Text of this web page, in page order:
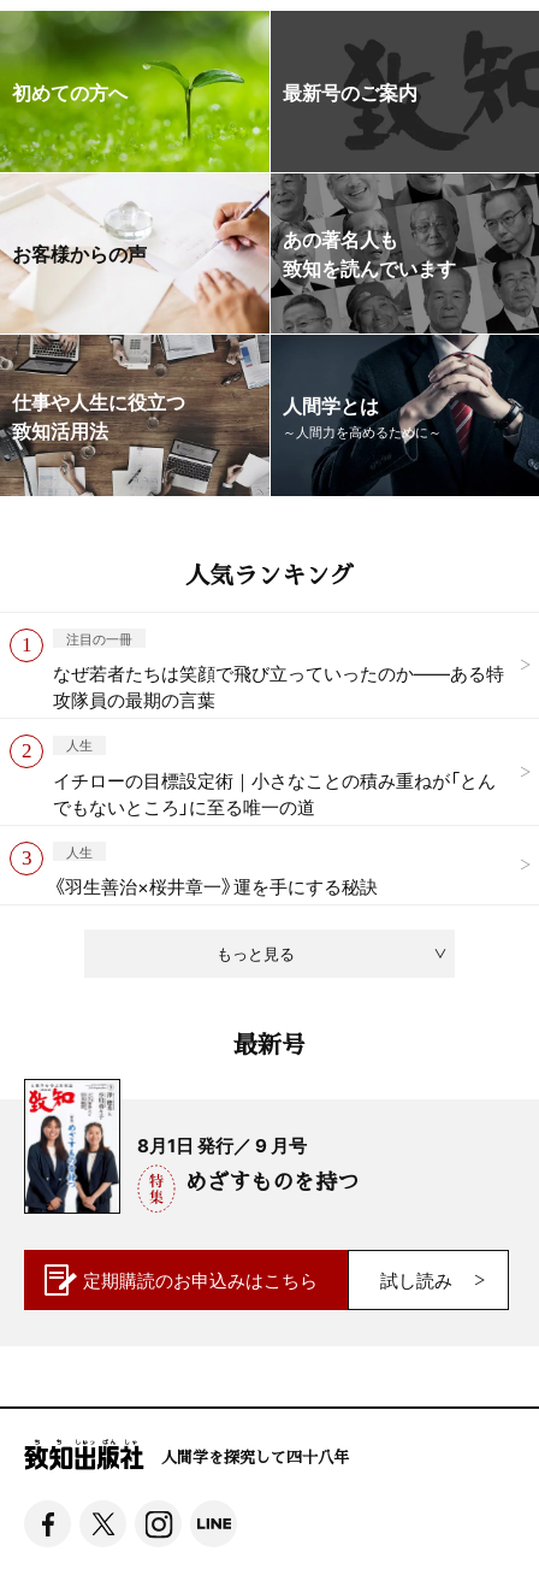
初めての方へ 最新号のご案内
お客様からの声
あの著名人も
致知を読んでいます
仕事や人生に役立つ
致知活用法
人間学とは
～人間力を高めるために～
人気ランキング
もっと見る
注目の一冊
なぜ若者たちは笑顔で飛び立っていったのか——ある特
攻隊員の最期の言葉
人生
イチローの目標設定術｜小さなことの積み重ねが「とん
でもないところ」に至る唯一の道
人生
《羽生善治×桜井章一》運を手にする秘訣
最新号
8月1日 発行／ 9 月号
めざすものを持つ
定期購読のお申込みはこちら 試し読み
人間学を探究して四十八年